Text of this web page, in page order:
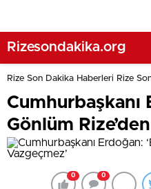
Rizesondakika.org
Rize Son Dakika Haberleri Rize
Cumhurbaşkanı
Gönlüm
0 0